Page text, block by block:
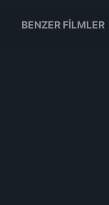
BENZER FILMLER